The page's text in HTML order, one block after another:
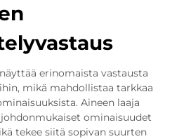
erinomaista vastausta
mikä mahdollistaa tarkkaa
Aineen laaja
ominaisuudet
tekee siitä sopivan suurten